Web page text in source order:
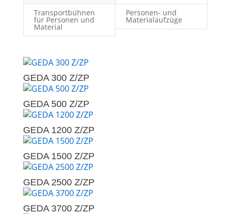
Transportbühnen
für Personen und
Material
Personen- und
Materialaufzüge
GEDA 300 Z/ZP
GEDA 500 Z/ZP
GEDA 1200 Z/ZP
GEDA 1500 Z/ZP
GEDA 2500 Z/ZP
GEDA 3700 Z/ZP